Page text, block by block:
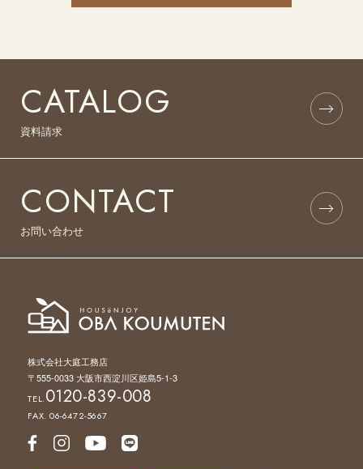
CATALOG
資料請求
CONTACT
お問い合わせ
株式会社大庭工務店
〒555-0033 大阪市西淀川区姫島5-1-3
TEL.0120-839-008
FAX. 06-6472-5667